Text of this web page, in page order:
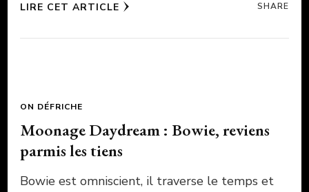
LIRE CET ARTICLE SHARE
ON DÉFRICHE
Moonage Daydream : Bowie, reviens
parmis les tiens
Bowie est omniscient, il traverse le temps et